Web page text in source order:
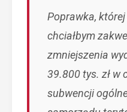
Poprawka,
chciałbym
zmniejszenia
39.800 tys. zł w
subwencji